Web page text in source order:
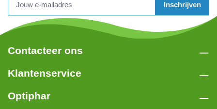
Inschrijven
Contacteer ons
Klantenservice
Optiphar